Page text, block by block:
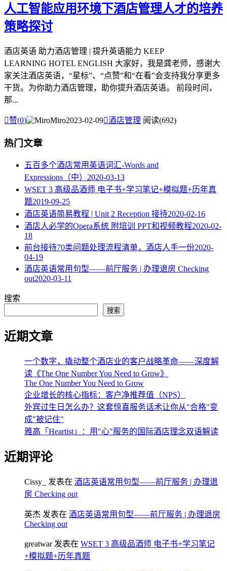
人工智能应用环境下酒店管理人才的培养
策略探讨
酒店英语 助力酒店管理 | 提升英语能力 KEEP
LEARNING HOTEL ENGLISH 大家好，我是龚老师，感谢大
家关注酒店英语，“星标”、“点赞”和“在看”会支持我分享更多
干货。为你助力酒店管理，助你提升酒店英语。 前段时间，
那...
赞(0) Miro2023-02-09酒店管理 阅读(692)
热门文章
五百多个酒店常用英语词汇-Words and
Expressions（中） 2020-03-13
WSET 3 高级品酒师 电子书+学习笔记+模拟题+历年真
题2019-09-25
酒店英语简易教程 | Unit 2 Reception 接待2020-02-16
酒店人必学的Opera系统 附培训 PPT和视频教程2020-02-
18
​前台接待70类问题处理流程清单，酒店人手一份2020-
04-19
酒店英语常用句型——前厅服务 | 办理退房 Checking
out2020-03-11
搜索
搜索
近期文章
一个数字，撬动整个酒店业的客户战略革命——深度解
读《The One Number You Need to Grow》
The One Number You Need to Grow
企业增长的核心指标：客户净推荐值（NPS）
外宾过生日怎么办？这套惊喜服务话术让你从"合格"变
成"被记住"
雅高「Heartist」：用"心"服务的国际酒店理念双语解读
近期评论
Cissy_ 发表在 酒店英语常用句型——前厅服务 | 办理退
房 Checking out
英杰 发表在 酒店英语常用句型——前厅服务 | 办理退房
Checking out
greatwar发表在 WSET 3 高级品酒师 电子书+学习笔记
+模拟题+历年真题